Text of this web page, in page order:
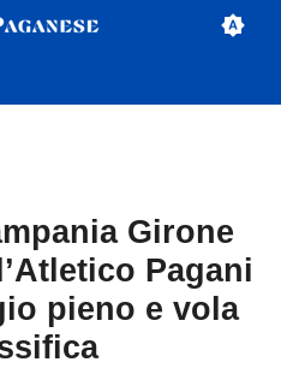
Girone
Pagani
pieno e vola